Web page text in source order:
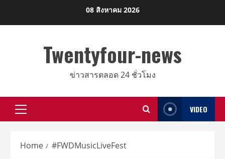
08 สิงหาคม 2026
Twentyfour-news
ข่าวสารตลอด 24 ชั่วโมง
Primary
VIDEO
Home #FWDMusicLiveFest